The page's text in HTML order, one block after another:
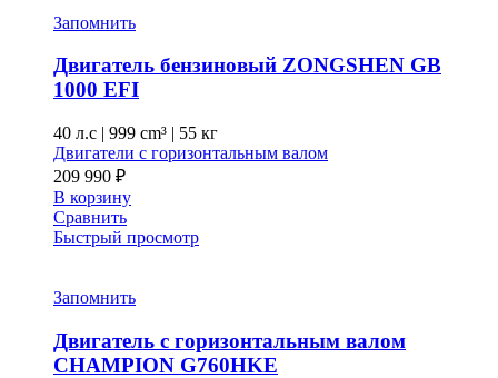
Запомнить
Двигатель бензиновый ZONGSHEN GB
1000 EFI
40 л.с | 999 cm³ | 55 кг
Двигатели с горизонтальным валом
209 990 ₽
В корзину
Сравнить
Быстрый просмотр
Запомнить
Двигатель с горизонтальным валом
CHAMPION G760HKE